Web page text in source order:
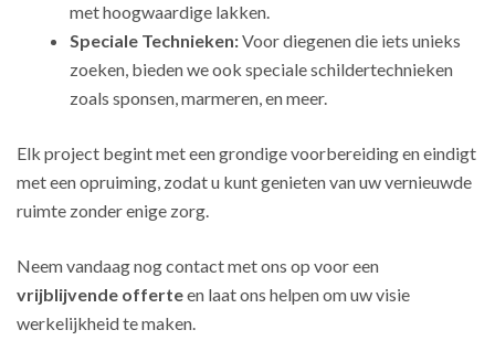
met hoogwaardige lakken.
Speciale Technieken:Voor diegenen die iets unieks
zoeken, bieden we ook speciale schildertechnieken
zoals sponsen, marmeren, en meer.
Elk project begint met een grondige voorbereiding en eindigt
met een opruiming, zodat u kunt genieten van uw vernieuwde
ruimte zonder enige zorg.
Neem vandaag nog contact met ons op voor een
vrijblijvende offerteen laat ons helpen om uw visie
werkelijkheid te maken.